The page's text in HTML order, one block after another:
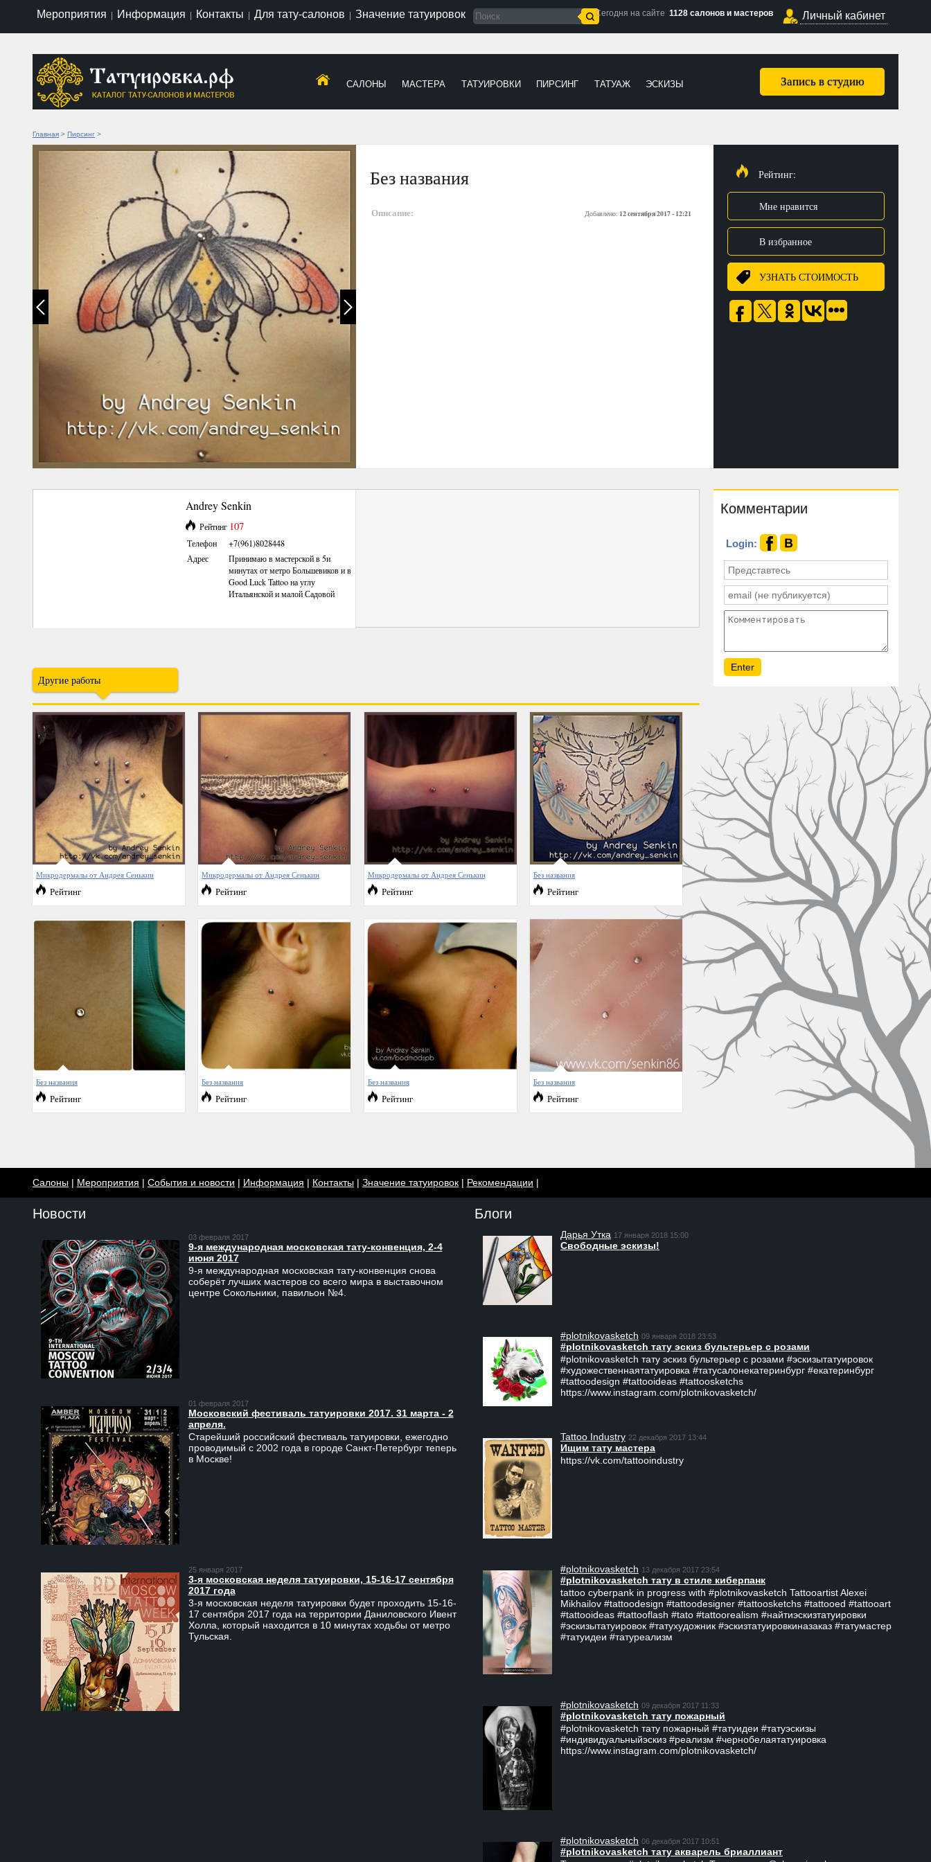
Мероприятия Информация Контакты Для тату-салонов Значение татуировок Сегодня на сайте 1128 салонов и мастеров Личный кабинет
Запись в студию
САЛОНЫ МАСТЕРА ТАТУИРОВКИ ПИРСИНГ ТАТУАЖ ЭСКИЗЫ
Главная > Пирсинг >
Без названия
Описание: Добавлено: 12 сентября 2017 - 12:21
Рейтинг:
Мне нравится
В избранное
УЗНАТЬ СТОИМОСТЬ
Andrey Senkin
Рейтинг 107
Телефон
+7(961)8028448
Адрес
Принимаю в мастерской в 5и
минутах от метро Большевиков и в
Good Luck Tattoo на углу
Итальянской и малой Садовой
Другие работы
Микродермалы от Андрея Сенькин
Рейтинг
Микродермалы от Андрея Сенькин
Рейтинг
Микродермалы от Андрея Сенькин
Рейтинг
Без названия
Рейтинг
Без названия
Рейтинг
Без названия
Рейтинг
Без названия
Рейтинг
Без названия
Рейтинг
Комментарии
Login:
Салоны | Мероприятия | События и новости | Информация | Контакты | Значение татуировок | Рекомендации |
Новости
03 февраля 2017
9-я международная московская тату-конвенция, 2-4
июня 2017
9-я международная московская тату-конвенция снова
соберёт лучших мастеров со всего мира в выставочном
центре Сокольники, павильон №4.
01 февраля 2017
Московский фестиваль татуировки 2017. 31 марта - 2
апреля.
Старейший российский фестиваль татуировки, ежегодно
проводимый с 2002 года в городе Санкт-Петербург теперь
в Москве!
25 января 2017
3-я московская неделя татуировки, 15-16-17 сентября
2017 года
3-я московская неделя татуировки будет проходить 15-16-
17 сентября 2017 года на территории Даниловского Ивент
Холла, который находится в 10 минутах ходьбы от метро
Тульская.
Блоги
Дарья Утка 17 января 2018 15:00
Свободные эскизы!
#plotnikovasketch 09 января 2018 23:53
#plotnikovasketch тату эскиз бультерьер с розами
#plotnikovasketch тату эскиз бультерьер с розами #эскизытатуировок
#художественнаятатуировка #татусалонекатеринбург #екатеринбург
#tattoodesign #tattooideas #tattoosketchs
https://www.instagram.com/plotnikovasketch/
Tattoo Industry 22 декабря 2017 13:44
Ищим тату мастера
https://vk.com/tattooindustry
#plotnikovasketch 13 декабря 2017 23:54
#plotnikovasketch тату в стиле киберпанк
tattoo cyberpank in progress with #plotnikovasketch Tattooartist Alexei
Mikhailov #tattoodesign #tattoodesigner #tattoosketchs #tattooed #tattooart
#tattooideas #tattooflash #tato #tattoorealism #найтиэскизтатуировки
#эскизытатуировок #татухудожник #эскизтатуировкиназаказ #татумастер
#татуидеи #татуреализм
#plotnikovasketch 09 декабря 2017 11:33
#plotnikovasketch тату пожарный
#plotnikovasketch тату пожарный #татуидеи #татуэскизы
#индивидуальныйэскиз #реализм #чернобелаятатуировка
https://www.instagram.com/plotnikovasketch/
#plotnikovasketch 06 декабря 2017 10:51
#plotnikovasketch тату акварель бриаллиант